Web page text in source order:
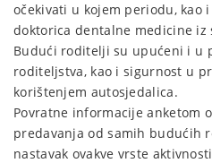
očekivati u kojem periodu, kao
doktorica dentalne medicine iz
Budući roditelji su upućeni i u
roditeljstva, kao i sigurnost u
korištenjem autosjedalica.
Povratne informacije anketom
predavanja od samih budućih
nastavak ovakve vrste